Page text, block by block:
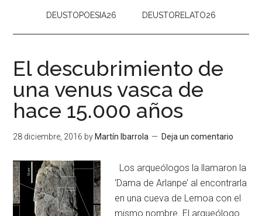
DEUSTOPOESIA26 DEUSTORELATO26
El descubrimiento de
una venus vasca de
hace 15.000 años
28 diciembre, 2016 by Martín Ibarrola Deja un comentario
Los arqueólogos la llamaron la
‘Dama de Arlanpe’ al encontrarla
en una cueva de Lemoa con el
mismo nombre. El arqueólogo